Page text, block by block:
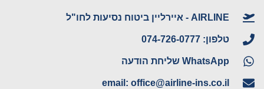
AIRLINE - איירליין ביטוח נסיעות לחו"ל
טלפון: 074-726-0777
WhatsApp שליחת הודעה
email: office@airline-ins.co.il